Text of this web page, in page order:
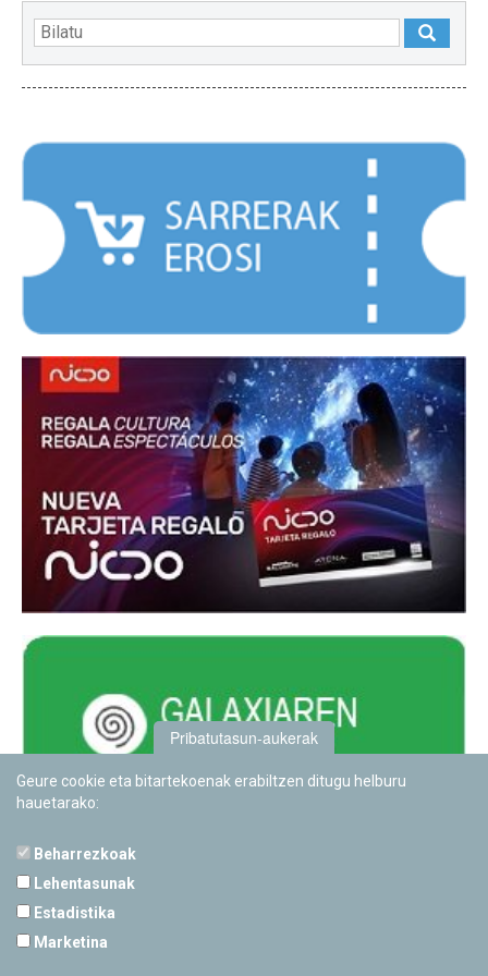
Pribatutasun-aukerak
Geure cookie eta bitartekoenak erabiltzen ditugu helburu
hauetarako:
Beharrezkoak
Lehentasunak
Estadistika
Marketina